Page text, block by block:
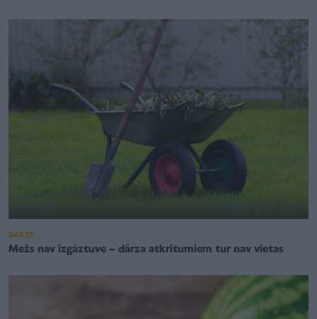
DĀRZS
Mežs nav izgāztuve – dārza atkritumiem tur nav vietas